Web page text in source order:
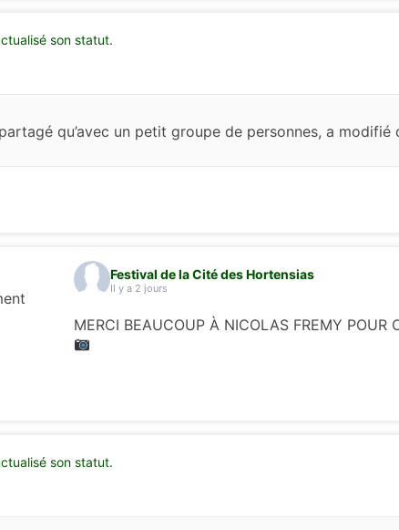
son statut.
qu’avec un petit groupe de personnes, a modifié
Festival de la Cité des Hortensias
Il y a 2 jours
MERCI BEAUCOUP À NICOLAS FREMY POUR
son statut.